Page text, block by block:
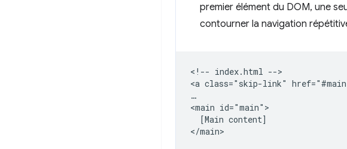
premier élément du DOM, une
contourner la navigation
<!-- index.html -->
<a class="skip-link"
…
<main id="main">
  [Main content]